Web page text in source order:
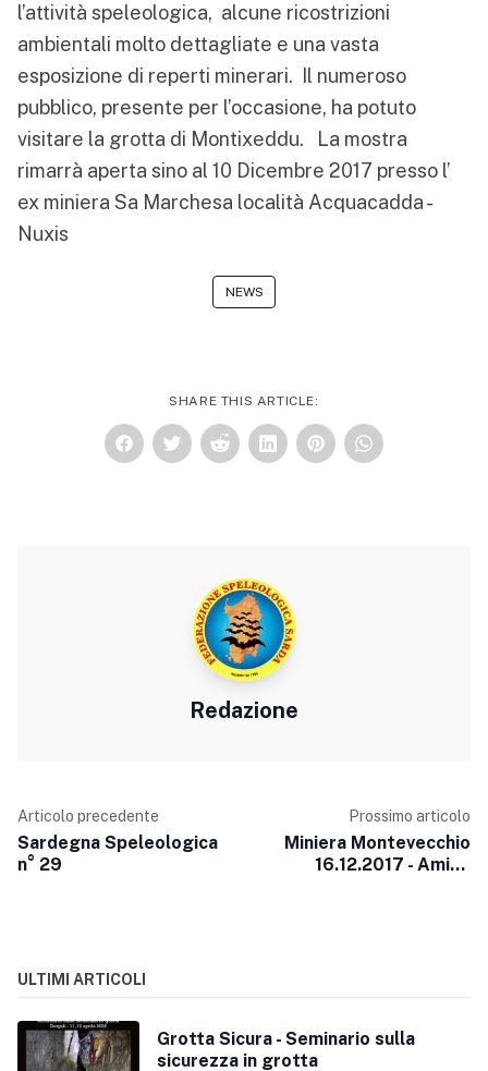
l’attività speleologica, alcune ricostrizioni
ambientali molto dettagliate e una vasta
esposizione di reperti minerari. Il numeroso
pubblico, presente per l’occasione, ha potuto
visitare la grotta di Montixeddu. La mostra
rimarrà aperta sino al 10 Dicembre 2017 presso l’
ex miniera Sa Marchesa località Acquacadda -
Nuxis
NEWS
SHARE THIS ARTICLE:
Redazione
Articolo precedente
Sardegna Speleologica
n° 29
Prossimo articolo
Miniera Montevecchio
16.12.2017 - Amico
ULTIMI ARTICOLI
Grotta Sicura - Seminario sulla
sicurezza in grotta